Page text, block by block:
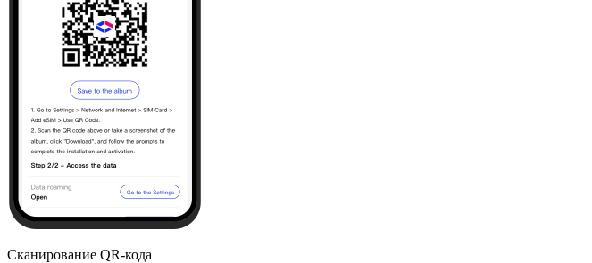
Сканирование QR-кода